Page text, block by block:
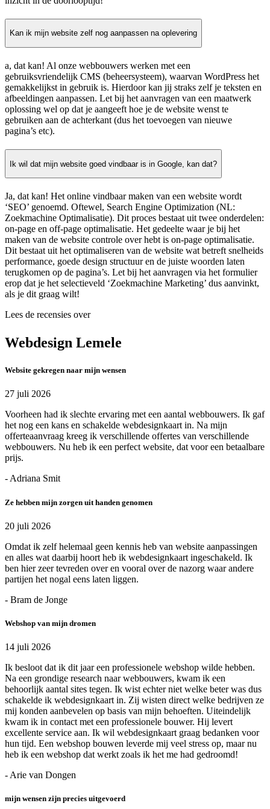
Kan ik mijn website zelf nog aanpassen na oplevering
a, dat kan! Al onze webbouwers werken met een
gebruiksvriendelijk CMS (beheersysteem), waarvan WordPress het
gemakkelijkst in gebruik is. Hierdoor kan jij straks zelf je teksten en
afbeeldingen aanpassen. Let bij het aanvragen van een maatwerk
oplossing wel op dat je aangeeft hoe je de website wenst te
gebruiken aan de achterkant (dus het toevoegen van nieuwe
pagina’s etc).
Ik wil dat mijn website goed vindbaar is in Google, kan dat?
Ja, dat kan! Het online vindbaar maken van een website wordt
‘SEO’ genoemd. Oftewel, Search Engine Optimization (NL:
Zoekmachine Optimalisatie). Dit proces bestaat uit twee onderdelen:
on-page en off-page optimalisatie. Het gedeelte waar je bij het
maken van de website controle over hebt is on-page optimalisatie.
Dit bestaat uit het optimaliseren van de website wat betreft snelheids
performance, goede design structuur en de juiste woorden laten
terugkomen op de pagina’s. Let bij het aanvragen via het formulier
erop dat je het selectieveld ‘Zoekmachine Marketing’ dus aanvinkt,
als je dit graag wilt!
Lees de recensies over
Webdesign Lemele
Website gekregen naar mijn wensen
27 juli 2026
Voorheen had ik slechte ervaring met een aantal webbouwers. Ik gaf
het nog een kans en schakelde webdesignkaart in. Na mijn
offerteaanvraag kreeg ik verschillende offertes van verschillende
webbouwers. Nu heb ik een perfect website, dat voor een betaalbare
prijs.
- Adriana Smit
Ze hebben mijn zorgen uit handen genomen
20 juli 2026
Omdat ik zelf helemaal geen kennis heb van website aanpassingen
en alles wat daarbij hoort heb ik webdesignkaart ingeschakeld. Ik
ben hier zeer tevreden over en vooral over de nazorg waar andere
partijen het nogal eens laten liggen.
- Bram de Jonge
Webshop van mijn dromen
14 juli 2026
Ik besloot dat ik dit jaar een professionele webshop wilde hebben.
Na een grondige research naar webbouwers, kwam ik een
behoorlijk aantal sites tegen. Ik wist echter niet welke beter was dus
schakelde ik webdesignkaart in. Zij wisten direct welke bedrijven ze
mij konden aanbevelen op basis van mijn behoeften. Uiteindelijk
kwam ik in contact met een professionele bouwer. Hij levert
excellente service aan. Ik wil webdesignkaart graag bedanken voor
hun tijd. Een webshop bouwen leverde mij veel stress op, maar nu
heb ik een webshop dat werkt zoals ik het me had gedroomd!
- Arie van Dongen
mijn wensen zijn precies uitgevoerd